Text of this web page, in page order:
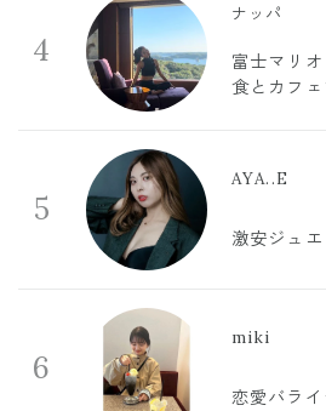
4
ナッパ
富士マリ
食とカフ
5
AYA..E
激安ジュ
6
miki
恋愛バラ